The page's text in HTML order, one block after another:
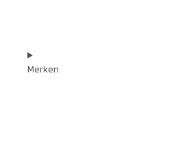
Merken